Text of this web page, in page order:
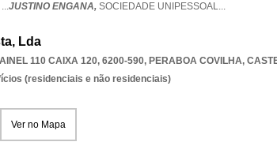
JUSTINO ENGANA, SOCIEDADE UNIPESSOAL...
Lda
110 CAIXA 120, 6200-590, PERABOA COVILHA,
(residenciais e não residenciais)
Ver no Mapa